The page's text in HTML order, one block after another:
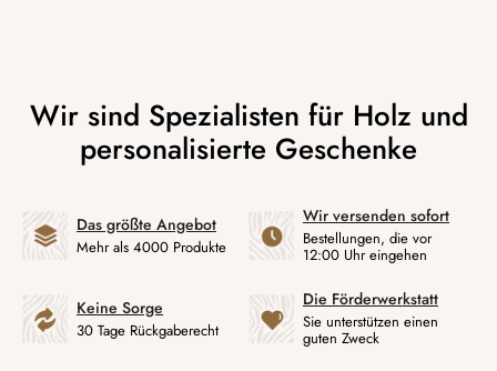
Das größte Angebot
Mehr als 4000 Produkte
Wir versenden sofort
Bestellungen, die vor
12:00 Uhr eingehen
Keine Sorge
30 Tage Rückgaberecht
Die Förderwerkstatt
Sie unterstützen einen
guten Zweck